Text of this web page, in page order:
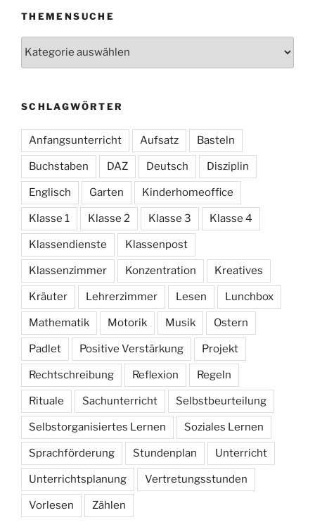
THEMENSUCHE
SCHLAGWÖRTER
Anfangsunterricht Aufsatz Basteln
Buchstaben DAZ Deutsch Disziplin
Englisch Garten Kinderhomeoffice
Klasse 1 Klasse 2 Klasse 3 Klasse 4
Klassendienste Klassenpost
Klassenzimmer Konzentration Kreatives
Kräuter Lehrerzimmer Lesen Lunchbox
Mathematik Motorik Musik Ostern
Padlet Positive Verstärkung Projekt
Rechtschreibung Reflexion Regeln
Rituale Sachunterricht Selbstbeurteilung
Selbstorganisiertes Lernen Soziales Lernen
Sprachförderung Stundenplan Unterricht
Unterrichtsplanung Vertretungsstunden
Vorlesen Zählen